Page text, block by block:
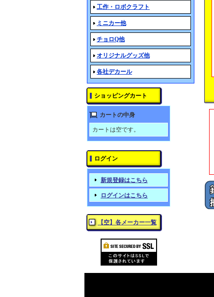
工作・ロボクラフト
ミニカー他
チョロQ他
オリジナルグッズ他
各社デカール
ショッピングカート
カートの中身
カートは空です。
ログイン
新規登録はこちら
ログインはこちら
【空】各メーカー一覧